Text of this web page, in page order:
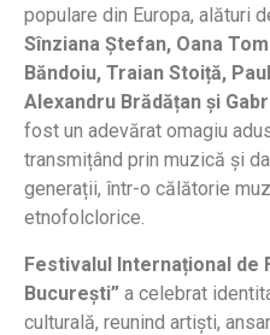
populare din Europa, alături
Sînziana Ștefan, Oana
Băndoiu, Traian Stoiță,
Alexandru Brădățan și
fost un adevărat omagiu
transmițând prin muzică și
generații, într-o călătorie
etnofolclorice.
Festivalul Internațional de
București” a celebrat
culturală, reunind artiști,